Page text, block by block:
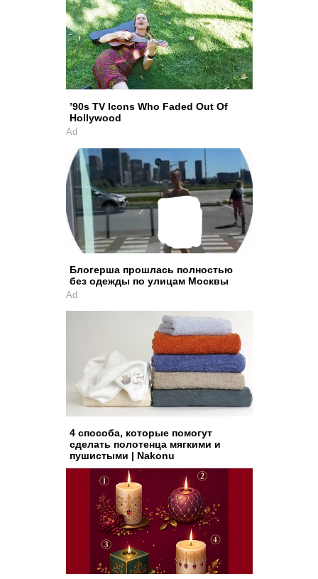
’90s TV Icons Who Faded Out Of
Hollywood
Ad
Блогерша прошлась полностью
без одежды по улицам Москвы
Ad
4 способа, которые помогут
сделать полотенца мягкими и
пушистыми | Nakonu